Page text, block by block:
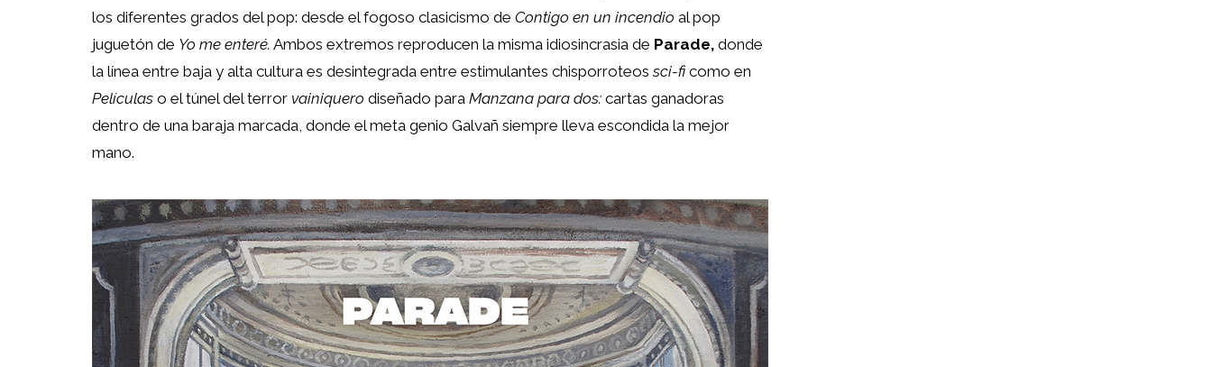
los diferentes grados del pop: desde el fogoso clasicismo de Contigo en un incendio al pop
juguetón de Yo me enteré. Ambos extremos reproducen la misma idiosincrasia de Parade, donde
la línea entre baja y alta cultura es desintegrada entre estimulantes chisporroteossci-ficomo en
Películas o el túnel del terror vainiquero diseñado para Manzana para dos: cartas ganadoras
dentro de una baraja marcada, donde el meta genio Galvañ siempre lleva escondida la mejor
mano.